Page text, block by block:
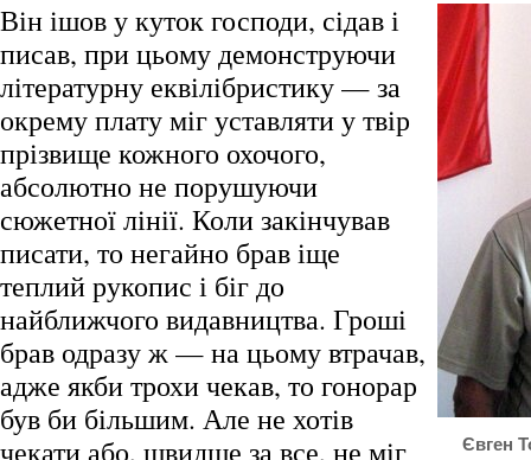
Євген
Він ішов у куток господи, сідав і
писав, при цьому демонструючи
літературну еквілібристику — за
окрему плату міг уставляти у твір
прізвище кожного охочого,
абсолютно не порушуючи
сюжетної лінії. Коли закінчував
писати, то негайно брав іще
теплий рукопис і біг до
найближчого видавництва. Гроші
брав одразу ж — на цьому втрачав,
адже якби трохи чекав, то гонорар
був би більшим. Але не хотів
чекати або, швидше за все, не міг